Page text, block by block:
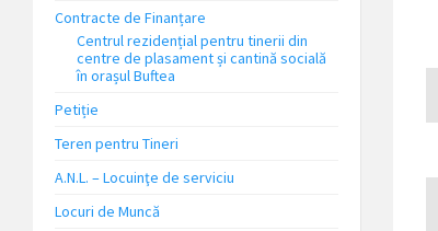
Contracte de Finanțare
Centrul rezidențial pentru tinerii din
centre de plasament și cantină socială
în orașul Buftea
Petiție
Teren pentru Tineri
A.N.L. – Locuinţe de serviciu
Locuri de Muncă